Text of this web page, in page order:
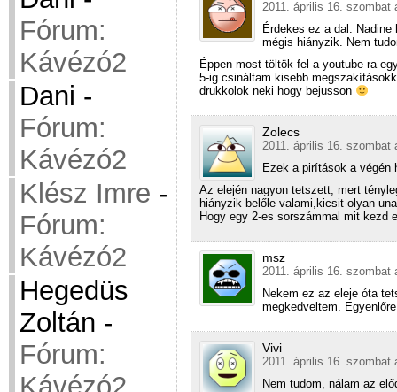
Fórum:
Kávézó2
Dani -
Fórum:
Kávézó2
Klész Imre -
Fórum:
Kávézó2
Hegedüs
Zoltán -
Fórum:
2011. április 16. szombat
Érdekes ez a dal.
mégis hiányzik. Nem
Éppen most töltök fel a youtube-ra
5-ig csináltam kisebb
drukkolok neki hogy bejusson
Zolecs
2011. április 16. szombat
Ezek a pirítások a végén
Az elején nagyon tetszett, mert
hiányzik belőle valami,kicsit olyan
Hogy egy 2-es sorszámmal mit kezd
msz
2011. április 16. szombat
Nekem ez az eleje óta
megkedveltem.
Vivi
2011. április 16. szombat
Nem tudom, nálam az